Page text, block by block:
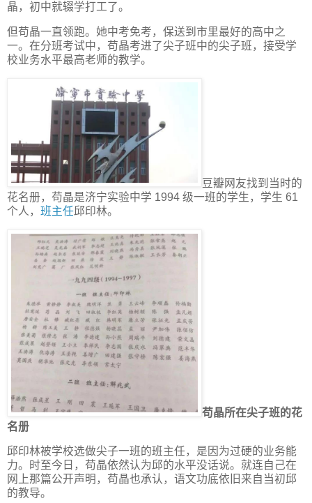
晶，初中就辍学打工了。
但苟晶一直领跑。她中考免考，保送到市里最好的高中之
一。在分班考试中，苟晶考进了尖子班中的尖子班，接受学
校业务水平最高老师的教学。
豆瓣网友找到当时的
花名册，苟晶是济宁实验中学 1994 级一班的学生，学生 61
个人， 班主任邱印林。
苟晶所在尖子班的花
名册
邱印林被学校选做尖子一班的班主任，是因为过硬的业务能
力。时至今日，苟晶依然认为邱的水平没话说。就连自己在
网上那篇公开声明，苟晶也承认，语文功底依旧来自当初邱
的教导。